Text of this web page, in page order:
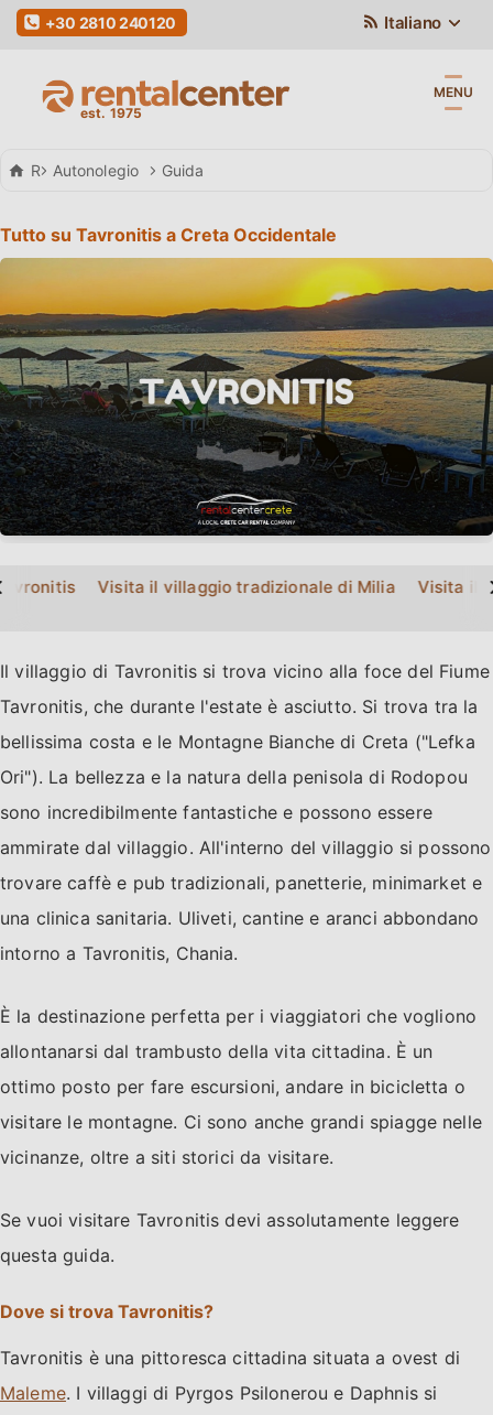
Italiano
+30 2810 240120
MENU
Rental Center Crete
Autonolegio Guida
Tutto su Tavronitis a Creta Occidentale
Visita il villaggio tradizionale di Milia Visita il >
Il villaggio di Tavronitis si trova vicino alla foce del Fiume
Tavronitis, che durante l'estate è asciutto. Si trova tra la
bellissima costa e le Montagne Bianche di Creta ("Lefka
Ori"). La bellezza e la natura della penisola di Rodopou
sono incredibilmente fantastiche e possono essere
ammirate dal villaggio. All'interno del villaggio si possono
trovare caffè e pub tradizionali, panetterie, minimarket e
una clinica sanitaria. Uliveti, cantine e aranci abbondano
intorno a Tavronitis, Chania.
È la destinazione perfetta per i viaggiatori che vogliono
allontanarsi dal trambusto della vita cittadina. È un
ottimo posto per fare escursioni, andare in bicicletta o
visitare le montagne. Ci sono anche grandi spiagge nelle
vicinanze, oltre a siti storici da visitare.
Se vuoi visitare Tavronitis devi assolutamente leggere
questa guida.
Dove si trova Tavronitis?
Tavronitis è una pittoresca cittadina situata a ovest di
Maleme. I villaggi di Pyrgos Psilonerou e Daphnis si